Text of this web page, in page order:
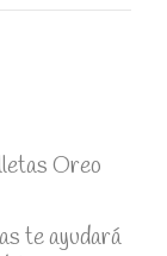
Oreo
te ayudará